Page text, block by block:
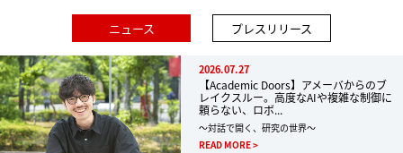
ニュース プレスリリース
2026.07.27
【Academic Doors】アメーバからのブ
レイクスルー。高度なAIや複雑な制御に
頼らない、ロボ...
～対話で開く、研究の世界～
READ MORE